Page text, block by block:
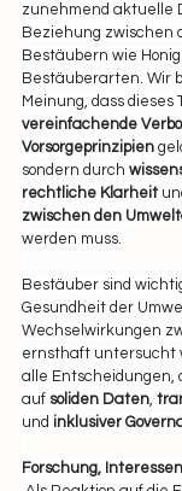
zunehmend aktuelle
Beziehung zwischen
Bestäubern wie
Bestäuberarten. Wir
Meinung, dass dieses
vereinfachende
Vorsorgeprinzipien
sondern durch
rechtliche Klarheit
zwischen den
werden muss.
Bestäuber sind
Gesundheit der
Wechselwirkungen
ernsthaft untersucht
alle Entscheidungen,
auf soliden Daten,
und inklusiver
Forschung,